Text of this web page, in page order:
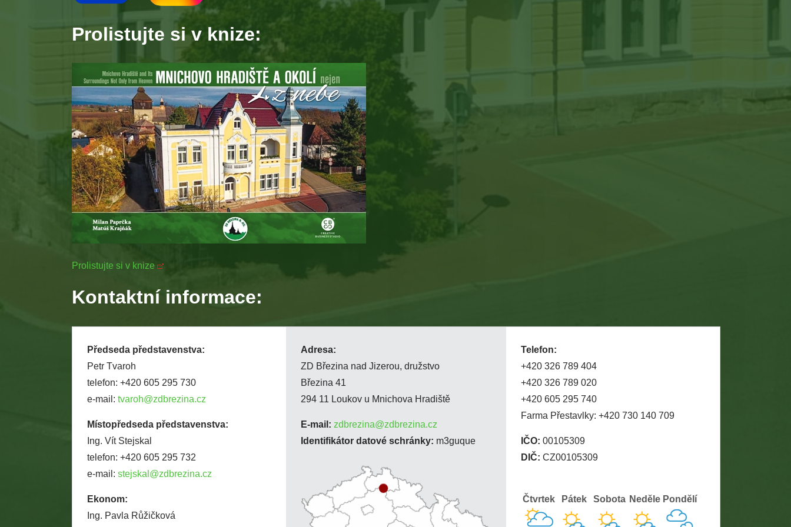
Prolistujte si v knize:
Prolistujte si v knize
Kontaktní informace:
Předseda představenstva:
Petr Tvaroh
telefon: +420 605 295 730
e-mail: tvaroh@zdbrezina.cz
Místopředseda představenstva:
Ing. Vít Stejskal
telefon: +420 605 295 732
e-mail: stejskal@zdbrezina.cz
Ekonom:
Ing. Pavla Růžičková
Adresa:
ZD Březina nad Jizerou, družstvo
Březina 41
294 11 Loukov u Mnichova Hradiště
E-mail: zdbrezina@zdbrezina.cz
Identifikátor datové schránky: m3guque
Telefon:
+420 326 789 404
+420 326 789 020
+420 605 295 740
Farma Přestavlky: +420 730 140 709
IČO: 00105309
DIČ: CZ00105309
Čtvrtek Pátek Sobota Neděle Pondělí